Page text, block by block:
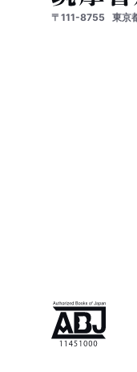
〒111-8755 東京